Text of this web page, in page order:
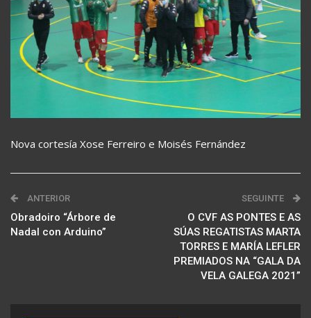
Nova cortesía Xose Ferreiro e Moisés Fernández
ANTERIOR
Obradoiro “Árbore de
Nadal con Arduino”
SEGUINTE
O CVF AS PONTES E AS
SÚAS REGATISTAS MARTA
TORRES E MARÍA LEFLER
PREMIADOS NA “GALA DA
VELA GALEGA 2021”